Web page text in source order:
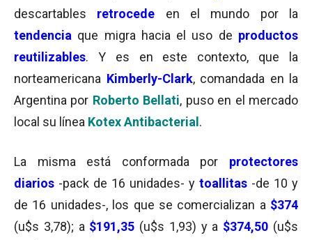
descartables retrocede
en el mundo por la
tendencia que migra hacia el uso de productos
reutilizables. Y es en este contexto, que la
norteamericana Kimberly-Clark, comandada en la
Argentina por Roberto Bellati, puso en el mercado
local su línea Kotex Antibacterial .
La misma está conformada por protectores
diarios -pack de 16 unidades- y toallitas -de 10 y
de 16 unidades-, los que se comercializan a $374
(u$s 3,78); a $191,35 (u$s 1,93) y a $374,50 (u$s